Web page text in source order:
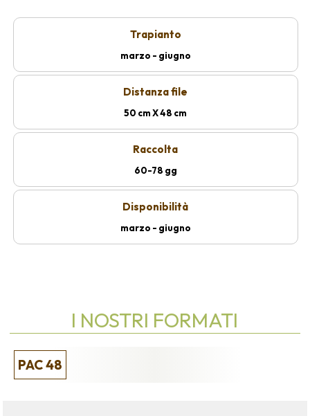
Trapianto
marzo - giugno
Distanza file
50 cm X 48 cm
Raccolta
60-78 gg
Disponibilità
marzo - giugno
I NOSTRI FORMATI
PAC 48